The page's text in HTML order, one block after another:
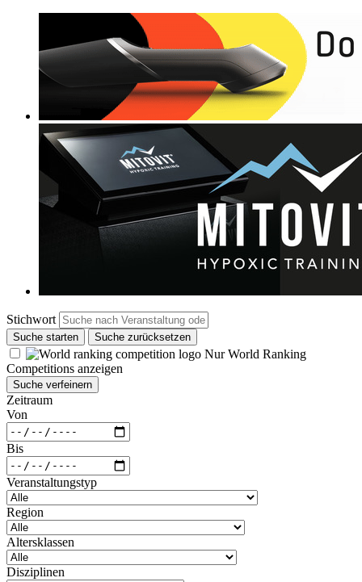
Stichwort
Suche starten Suche zurücksetzen
Nur World Ranking
Competitions anzeigen
Suche verfeinern
Zeitraum
Von
Bis
Veranstaltungstyp
Region
Altersklassen
Disziplinen